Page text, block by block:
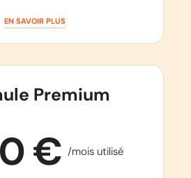
EN SAVOIR PLUS
Premium
€ /mois utilisé